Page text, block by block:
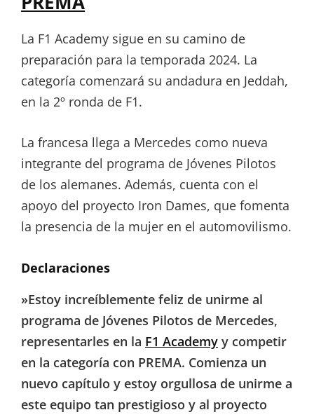
La F1 Academy sigue en su camino de
preparación para la temporada 2024. La
categoría comenzará su andadura en Jeddah,
en la 2º ronda de F1.
La francesa llega a Mercedes como nueva
integrante del programa de Jóvenes Pilotos
de los alemanes. Además, cuenta con el
apoyo del proyecto Iron Dames, que fomenta
la presencia de la mujer en el automovilismo.
Declaraciones
»Estoy increíblemente feliz de unirme al
programa de Jóvenes Pilotos de Mercedes,
representarles en la F1 Academy y competir
en la categoría con PREMA. Comienza un
nuevo capítulo y estoy orgullosa de unirme a
este equipo tan prestigioso y al proyecto